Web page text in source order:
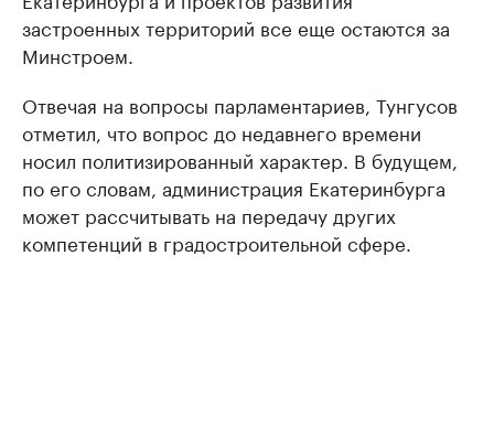
застроенных территорий все еще остаются за
Минстроем.
Отвечая на вопросы парламентариев, Тунгусов
отметил, что вопрос до недавнего времени
носил политизированный характер. В будущем,
по его словам, администрация Екатеринбурга
может рассчитывать на передачу других
компетенций в градостроительной сфере.